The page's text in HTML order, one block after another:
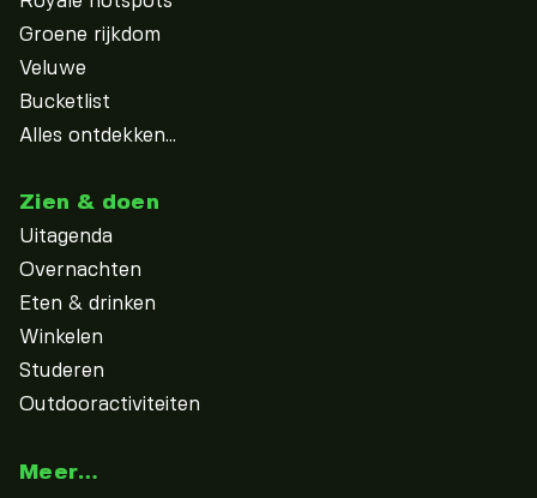
Groene rijkdom
Veluwe
Bucketlist
Alles ontdekken...
Zien & doen
Uitagenda
Overnachten
Eten & drinken
Winkelen
Studeren
Outdooractiviteiten
Meer…